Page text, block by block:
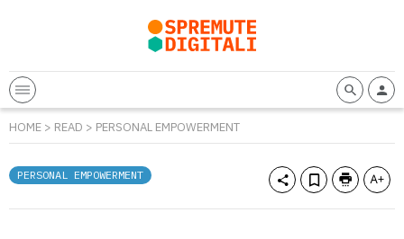
HOME > READ > PERSONAL EMPOWERMENT
PERSONAL EMPOWERMENT